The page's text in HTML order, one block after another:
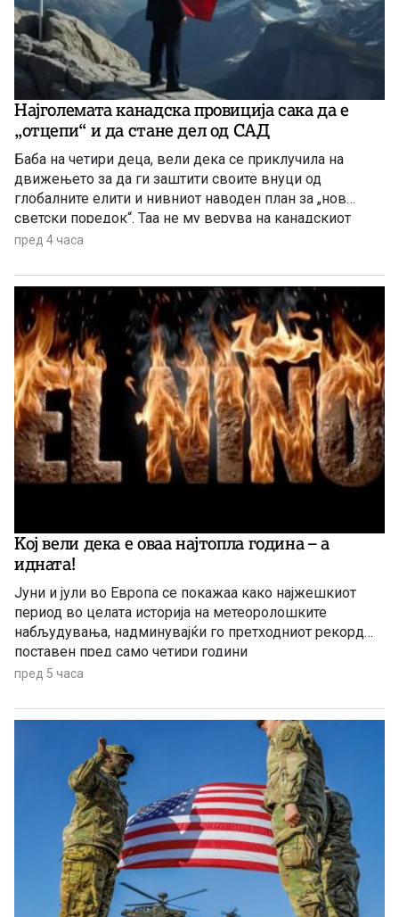
Најголемата канадска провиција сака да е
„отцепи“ и да стане дел од САД
Баба на четири деца, вели дека се приклучила на
движењето за да ги заштити своите внуци од
глобалните елити и нивниот наводен план за „нов
светски поредок“. Таа не му верува на канадскиот
премиер Марк Карни, но му верува на Доналд Трамп
пред 4 часа
Kој вели дека е оваа најтопла година – а
идната!
Јуни и јули во Европа се покажаа како најжешкиот
период во целата историја на метеоролошките
набљудувања, надминувајќи го претходниот рекорд
поставен пред само четири години
пред 5 часа